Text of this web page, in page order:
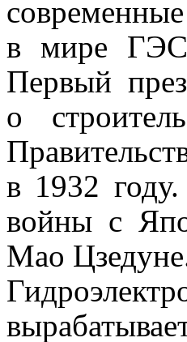
в мире
Первый
о
в 1932
войны с
Мао